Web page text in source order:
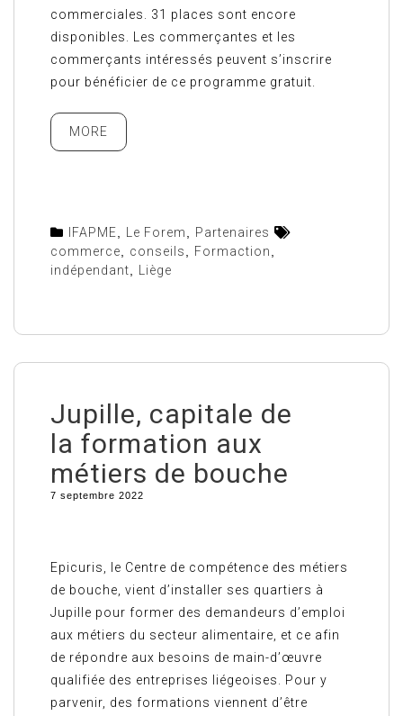
commerciales. 31 places sont encore
disponibles. Les commerçantes et les
commerçants intéressés peuvent s’inscrire
pour bénéficier de ce programme gratuit.
MORE
IFAPME Le Forem
Partenaires
commerce
conseils Formaction
indépendant
Liège
Jupille, capitale de
la formation aux
métiers de bouche
7 septembre 2022
Epicuris, le Centre de compétence des métiers
de bouche, vient d’installer ses quartiers à
Jupille pour former des demandeurs d’emploi
aux métiers du secteur alimentaire, et ce afin
de répondre aux besoins de main-d’œuvre
qualifiée des entreprises liégeoises. Pour y
parvenir, des formations viennent d’être